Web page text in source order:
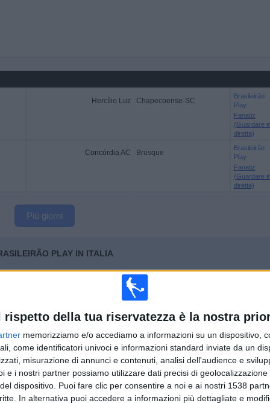
rispetto della tua riservatezza è la nostra
memorizziamo e/o accediamo a informazioni su un dispositivo,
come identificatori univoci e informazioni standard inviate da un
misurazione di annunci e contenuti, analisi dell'audience e
e i nostri partner possiamo utilizzare dati precisi di
dispositivo. Puoi fare clic per consentire a noi e ai nostri 1538
In alternativa puoi accedere a informazioni più dettagliate e
Hercílio Luz Chapecoense-SC
Brasileirão
Play
Fanatiz
(Guardare
diretta)
Concórdia AC Brusque
Brasileirão
Play
Fanatiz
(Guardare
diretta)
Più giorni
PLAY IN ITALIA
raccoglie i dati statistici su quando e dove vengono trasmesse le partite del
8
TRASMESSE IN TV
96
SQUADRE TRASMESSE IN TV